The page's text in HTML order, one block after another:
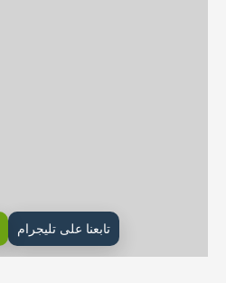
تابعنا على تليجرام